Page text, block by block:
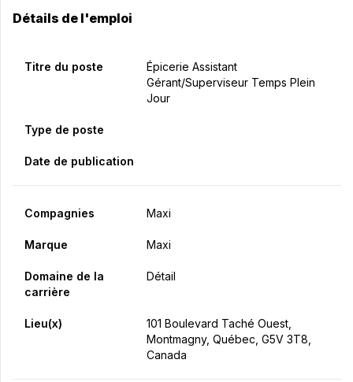
Détails de l'emploi
Titre du poste
Épicerie Assistant
Gérant/Superviseur Temps Plein
Jour
Type de poste
Date de publication
Compagnies Maxi
Marque Maxi
Domaine de la
carrière
Détail
Lieu(x)
101 Boulevard Taché Ouest,
Montmagny, Québec, G5V 3T8,
Canada